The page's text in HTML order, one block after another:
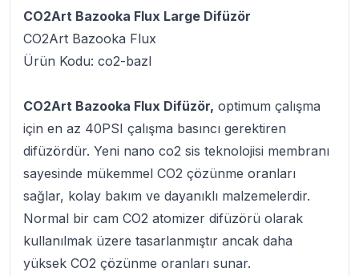
CO2Art Bazooka Flux Large Difüzör
CO2Art Bazooka Flux
Ürün Kodu: co2-bazl
CO2Art Bazooka Flux Difüzör, optimum çalışma
için en az 40PSI çalışma basıncı gerektiren
difüzördür. Yeni nano co2 sis teknolojisi membranı
sayesinde mükemmel CO2 çözünme oranları
sağlar, kolay bakım ve dayanıklı malzemelerdir.
Normal bir cam CO2 atomizer difüzörü olarak
kullanılmak üzere tasarlanmıştır ancak daha
yüksek CO2 çözünme oranları sunar.